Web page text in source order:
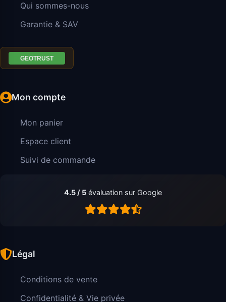
Qui sommes-nous
Garantie & SAV
Mon compte
Mon panier
Espace client
Suivi de commande
4.5 / 5 évaluation sur Google
Légal
Conditions de vente
Confidentialité & Vie privée